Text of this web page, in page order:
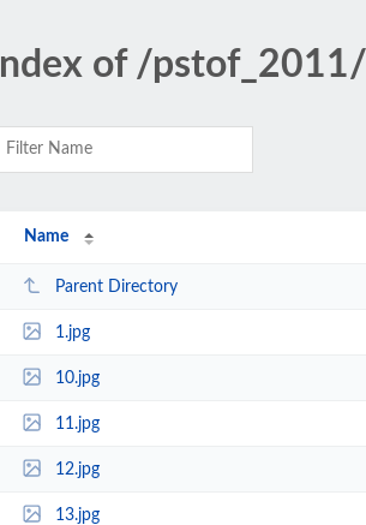
Index of /pstof_2011/
Name
Parent Directory
1.jpg
10.jpg
11.jpg
12.jpg
13.jpg